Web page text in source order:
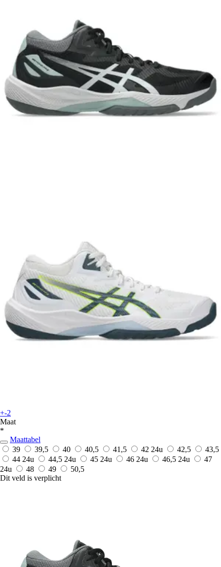
+-2
Maat
*
Maattabel
39
39,5 40 40,5 41,5 42 24u 42,5
43,5
44 24u 44,5 24u 45 24u 46 24u 46,5 24u
47
24u
48 49
50,5
Dit veld is verplicht